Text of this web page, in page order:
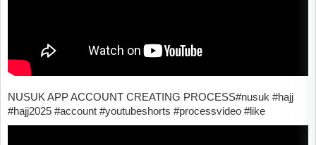
NUSUK APP ACCOUNT CREATING PROCESS#nusuk #hajj
#hajj2025 #account #youtubeshorts #processvideo #like